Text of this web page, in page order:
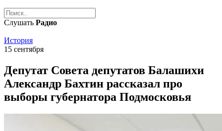
Слушать Радио
История
15 сентября
Депутат Совета депутатов Балашихи
Александр Бахтин рассказал про
выборы губернатора Подмосковья